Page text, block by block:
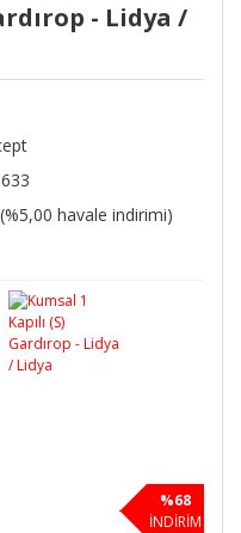
- Lidya /
havale indirimi)
%68
İNDİRİM